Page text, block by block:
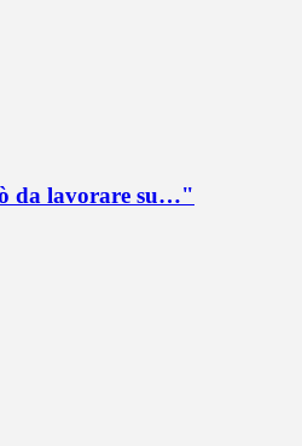
da lavorare su…"